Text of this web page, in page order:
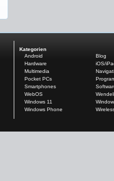
Kategorien
Android
Blog
Hardware
iOS/
Multimedia
Pocket PCs
Smartphones
WebOS
Windows 11
Windows Phone